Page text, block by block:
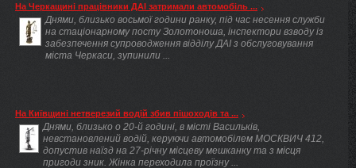
На Черкащині працівники ДАІ затримали автомобіль ...
Днями, близько восьмої години ранку, під час несення служби
на стаціонарному посту Золотоноша, інспектори взводу із
забезпечення супроводження відділу ДАІ з обслуговування
міста Черкаси, зупинили ...
На Київщині нетверезий водій збив пішоходів та ...
Днями, близько о 20-й годині, в місті Васильків,
невстановлений водій, керуючи автомобілем МОСКВИЧ 412,
допустив наїзд на 27-річну місцеву мешканку та з місця
пригоди зник. Жінка переходила проїзну ...